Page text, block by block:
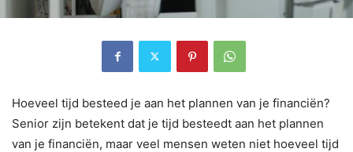
Hoeveel tijd besteed je aan het plannen van je financiën?
Senior zijn betekent dat je tijd besteedt aan het plannen
van je financiën, maar veel mensen weten niet hoeveel tijd